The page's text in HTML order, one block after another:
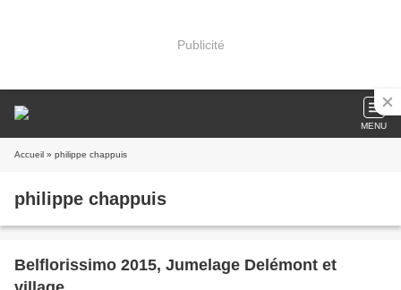
Publicité
MENU
Accueil » philippe chappuis
philippe chappuis
Belflorissimo 2015, Jumelage Delémont et